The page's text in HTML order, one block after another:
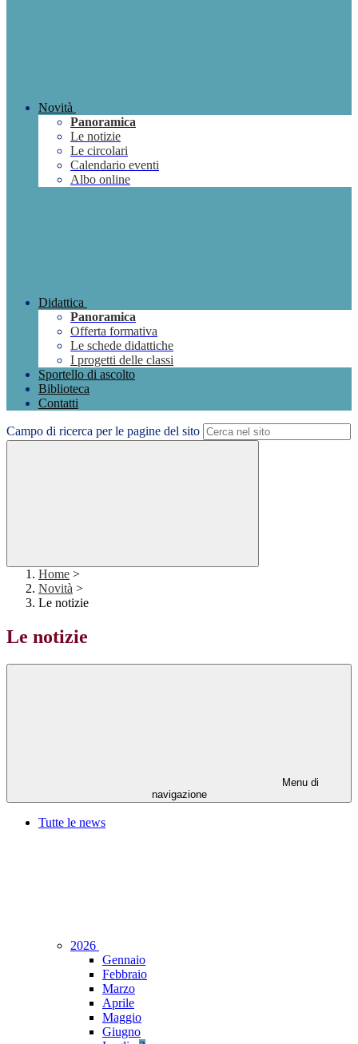
Novità
Panoramica
Le notizie
Le circolari
Calendario eventi
Albo online
Didattica
Panoramica
Offerta formativa
Le schede didattiche
I progetti delle classi
Sportello di ascolto
Biblioteca
Contatti
Campo di ricerca per le pagine del sito
Home >
Novità >
Le notizie
Le notizie
Menu di
navigazione
Tutte le news
2026
Gennaio
Febbraio
Marzo
Aprile
Maggio
Giugno